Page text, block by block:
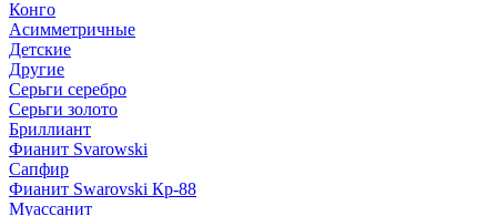
Конго
Асимметричные
Детские
Другие
Серьги серебро
Серьги золото
Бриллиант
Фианит Svarowski
Сапфир
Фианит Swarovski Кр-88
Муассанит